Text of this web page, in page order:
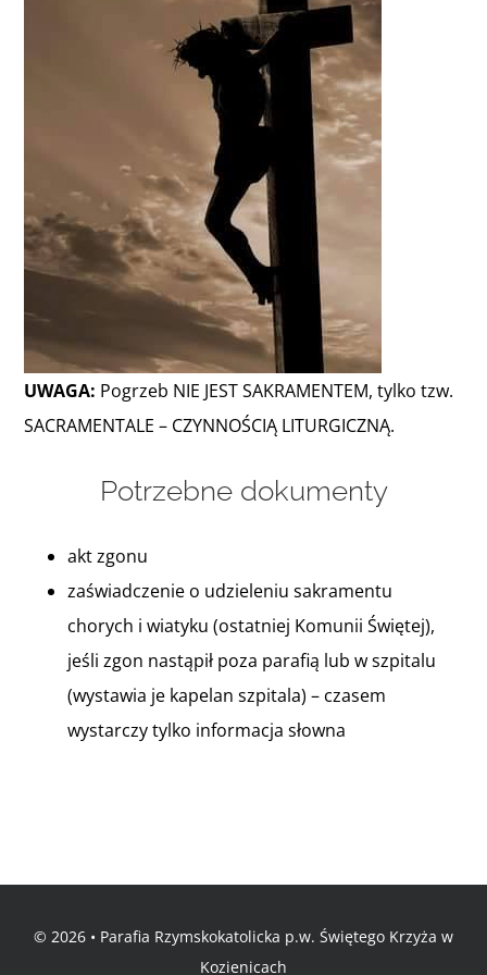
Informacje i media katolickie
Nasza parafia i lokalne wspólnoty
Zamówienia Publiczne
Polski Ład
UWAGA: Pogrzeb NIE JEST SAKRAMENTEM, tylko tzw.
SACRAMENTALE – CZYNNOŚCIĄ LITURGICZNĄ.
Potrzebne dokumenty
akt zgonu
zaświadczenie o udzieleniu sakramentu
chorych i wiatyku (ostatniej Komunii Świętej),
jeśli zgon nastąpił poza parafią lub w szpitalu
(wystawia je kapelan szpitala) – czasem
wystarczy tylko informacja słowna
© 2026 • Parafia Rzymskokatolicka p.w. Świętego Krzyża w
Kozienicach